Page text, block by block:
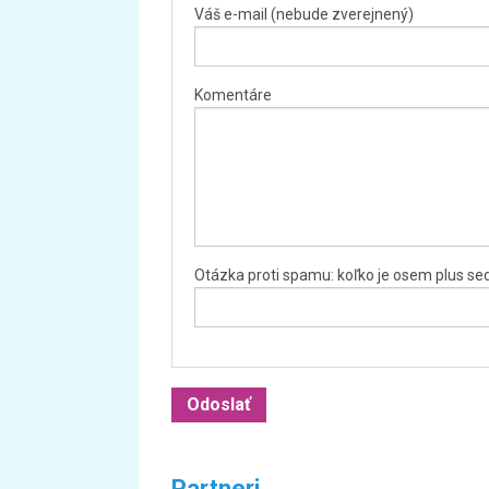
Váš e-mail (nebude zverejnený)
Komentáre
Otázka proti spamu: koľko je osem plus